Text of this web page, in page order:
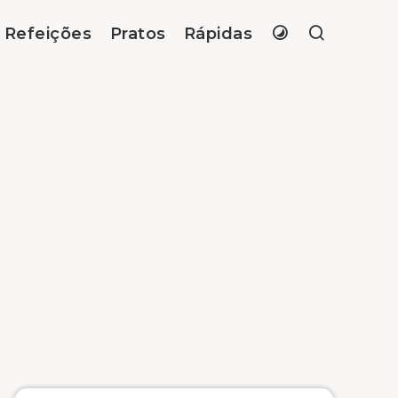
Refeições Pratos Rápidas